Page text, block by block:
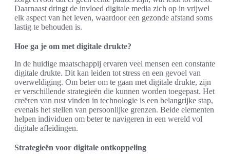
Daarnaast dringt de invloed digitale media zich op in vrijwel
elk aspect van het leven, waardoor een gezonde afstand soms
lastig te behouden is.
Hoe ga je om met digitale drukte?
In de huidige maatschappij ervaren veel mensen een constante
digitale drukte. Dit kan leiden tot stress en een gevoel van
overweldiging. Om beter om te gaan met digitale drukte, zijn
er verschillende strategieën die kunnen worden toegepast. Het
creëren van rust vinden in technologie is een belangrijke stap,
evenals het stellen van persoonlijke grenzen. Beide elementen
helpen individuen om beter te navigeren in een wereld vol
digitale afleidingen.
Strategieën voor digitale ontkoppeling